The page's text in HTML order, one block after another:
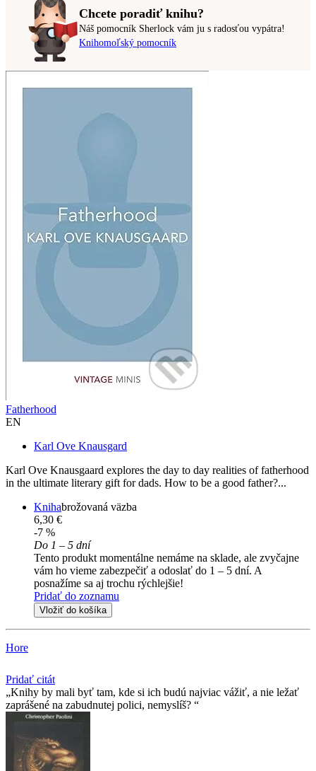
Chcete poradiť knihu?
Náš pomocník Sherlock vám ju s radosťou vypátra!
Knihomoľský pomocník
Fatherhood
EN
Karl Ove Knausgard
Karl Ove Knausgaard explores the day to day realities of fatherhood
in the ultimate literary gift for dads. How to be a good father?...
Knihabrožovaná väzba
6,30 €
-7 %
Do 1 – 5 dní
Tento produkt momentálne nemáme na sklade, ale zvyčajne
vám ho vieme zabezpečiť a odoslať do 1 – 5 dní. A
posnažíme sa aj trochu rýchlejšie!
Pridať do zoznamu
Vložiť do košíka
Hore
Pridať citát
Knihy by mali byť tam, kde si ich budú najviac vážiť, a nie ležať
zaprášené na zabudnutej polici, nemyslíš?